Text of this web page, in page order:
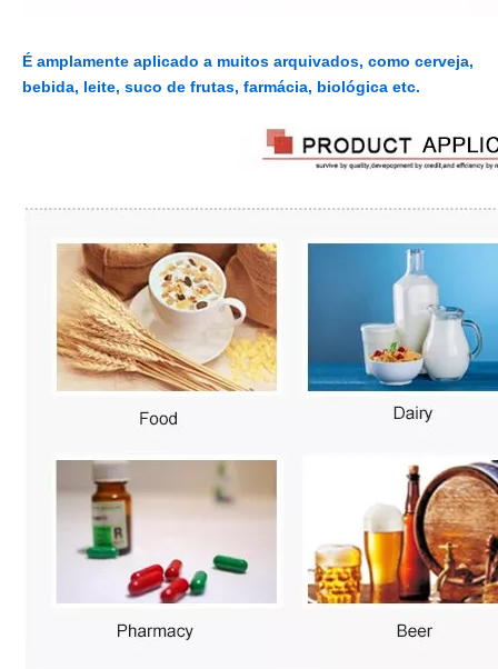
É amplamente aplicado a muitos arquivados, como cerveja,
bebida, leite, suco de frutas, farmácia, biológica etc.